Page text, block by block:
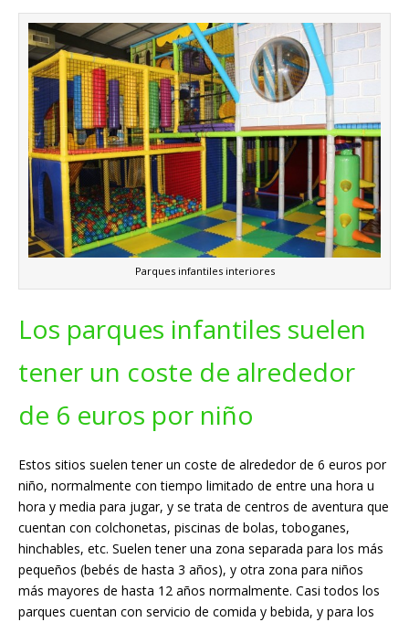
Parques infantiles interiores
Los parques infantiles suelen
tener un coste de alrededor
de 6 euros por niño
Estos sitios suelen tener un coste de alrededor de 6 euros por
niño, normalmente con tiempo limitado de entre una hora u
hora y media para jugar, y se trata de centros de aventura que
cuentan con colchonetas, piscinas de bolas, toboganes,
hinchables, etc. Suelen tener una zona separada para los más
pequeños (bebés de hasta 3 años), y otra zona para niños
más mayores de hasta 12 años normalmente. Casi todos los
parques cuentan con servicio de comida y bebida, y para los